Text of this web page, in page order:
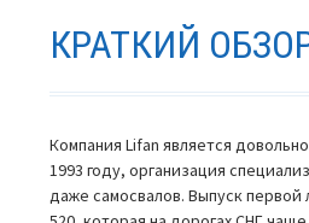
КРАТКИЙ ОБЗОР
Компания Lifan является
1993 году, организация
даже самосвалов. Выпуск